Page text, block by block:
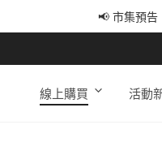
📢 市集預
線上購買 活動